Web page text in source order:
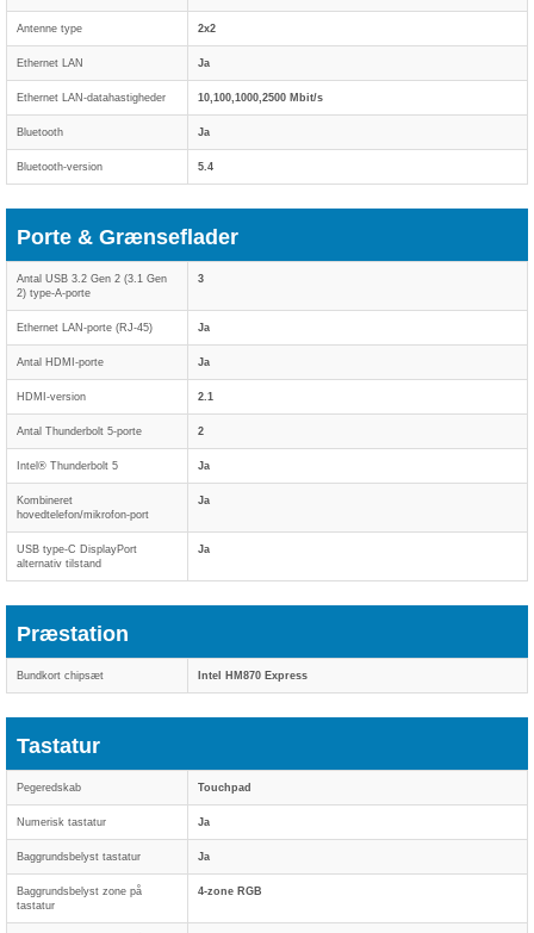
Antenne type 2x2
Ethernet LAN Ja
Ethernet LAN-datahastigheder 10,100,1000,2500 Mbit/s
Bluetooth Ja
Bluetooth-version 5.4
Porte & Grænseflader
Antal USB 3.2 Gen 2 (3.1 Gen
2) type-A-porte
3
Ethernet LAN-porte (RJ-45) Ja
Antal HDMI-porte Ja
HDMI-version 2.1
Antal Thunderbolt 5-porte 2
Intel® Thunderbolt 5 Ja
Kombineret
hovedtelefon/mikrofon-port
Ja
USB type-C DisplayPort
alternativ tilstand
Ja
Præstation
Bundkort chipsæt Intel HM870 Express
Tastatur
Pegeredskab Touchpad
Numerisk tastatur Ja
Baggrundsbelyst tastatur Ja
Baggrundsbelyst zone på
tastatur
4-zone RGB